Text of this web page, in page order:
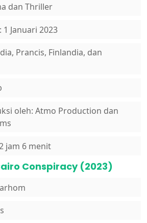
dan Thriller
1 Januari 2023
Prancis, Finlandia, dan
oleh: Atmo Production dan
jam 6 menit
Conspiracy (2023)